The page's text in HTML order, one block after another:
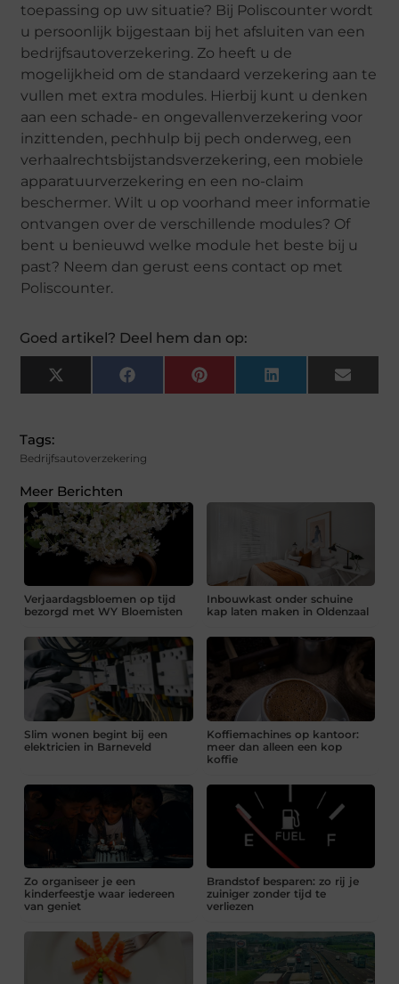
toepassing op uw situatie? Bij Poliscounter wordt
u persoonlijk bijgestaan bij het afsluiten van een
bedrijfsautoverzekering. Zo heeft u de
mogelijkheid om de standaard verzekering aan te
vullen met extra modules. Hierbij kunt u denken
aan een schade- en ongevallenverzekering voor
inzittenden, pechhulp bij pech onderweg, een
verhaalrechtsbijstandsverzekering, een mobiele
apparatuurverzekering en een no-claim
beschermer. Wilt u op voorhand meer informatie
ontvangen over de verschillende modules? Of
bent u benieuwd welke module het beste bij u
past? Neem dan gerust eens contact op met
Poliscounter.
Goed artikel? Deel hem dan op:
X
(Twitter)
Facebook Pinterest LinkedIn Email
Tags:
Bedrijfsautoverzekering
Meer Berichten
Verjaardagsbloemen op tijd
bezorgd met WY Bloemisten
Inbouwkast onder schuine
kap laten maken in Oldenzaal
Slim wonen begint bij een
elektricien in Barneveld
Koffiemachines op kantoor:
meer dan alleen een kop
koffie
Zo organiseer je een
kinderfeestje waar iedereen
van geniet
Brandstof besparen: zo rij je
zuiniger zonder tijd te
verliezen